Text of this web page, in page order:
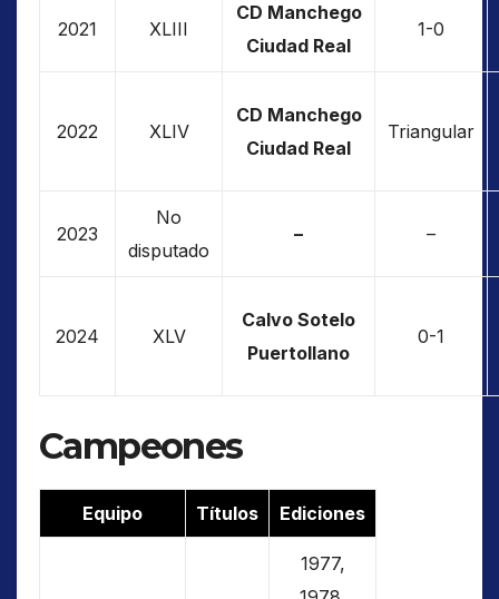
2021 XLIII
CD Manchego
Ciudad Real
1-0
2022 XLIV
CD Manchego
Ciudad Real
Triangular
2023
No
disputado
– –
2024 XLV
Calvo Sotelo
Puertollano
0-1
Campeones
Equipo Títulos Ediciones
1977,